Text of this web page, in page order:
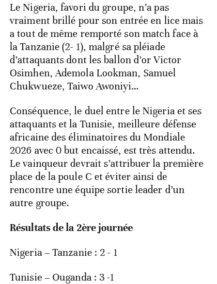
Le Nigeria, favori du groupe, n’a pas
vraiment brillé pour son entrée en lice mais
a tout de même remporté son match face à
la Tanzanie (2- 1), malgré sa pléiade
d’attaquants dont les ballon d’or Victor
Osimhen, Ademola Lookman, Samuel
Chukwueze, Taiwo Awoniyi…
Conséquence, le duel entre le Nigeria et ses
attaquants et la Tunisie, meilleure défense
africaine des éliminatoires du Mondiale
2026 avec 0 but encaissé, est très attendu.
Le vainqueur devrait s’attribuer la première
place de la poule C et éviter ainsi de
rencontre une équipe sortie leader d’un
autre groupe.
Résultats de la 2ère journée
Nigeria – Tanzanie : 2 - 1
Tunisie – Ouganda : 3 -1